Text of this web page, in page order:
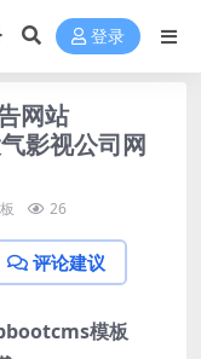
登录
网站
影视公司网
26
评论建议
模板